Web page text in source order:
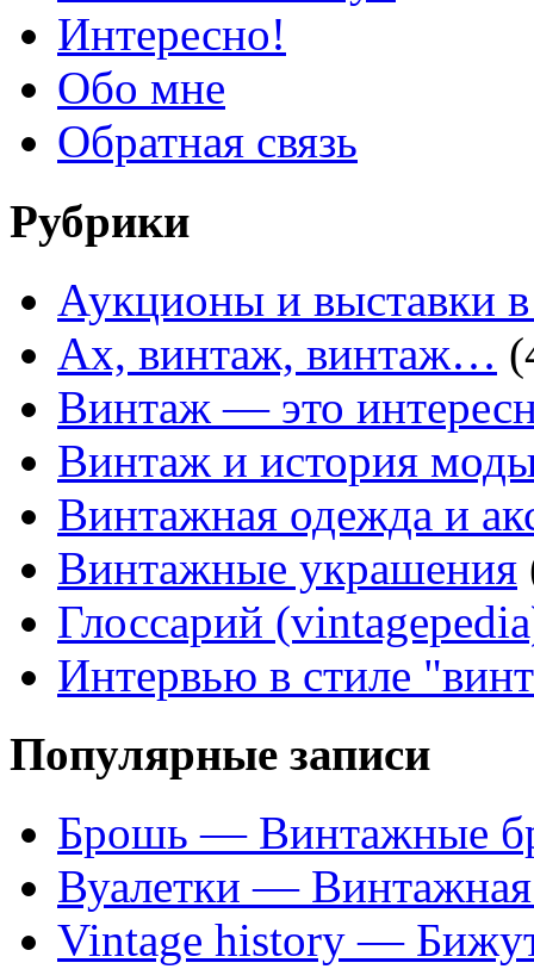
Интересно!
Обо мне
Обратная связь
Рубрики
Аукционы и выставки
Ах, винтаж, винтаж…
Винтаж — это
Винтаж и история
Винтажная одежда и
Винтажные украшения
Глоссарий
Интервью в стиле
Популярные записи
Брошь — Винтажные
Вуалетки — Винтажная
Vintage history —